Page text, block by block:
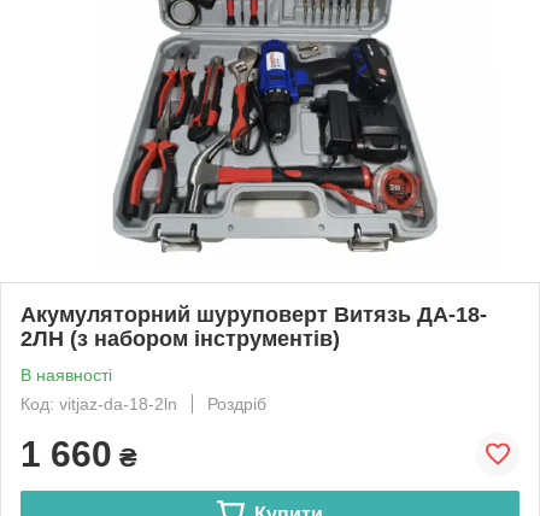
Акумуляторний шуруповерт Витязь ДА-18-
2ЛН (з набором інструментів)
В наявності
Код: vitjaz-da-18-2ln
Роздріб
1 660 ₴